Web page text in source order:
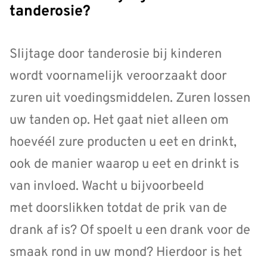
tanderosie?
Slijtage door tanderosie bij kinderen
wordt voornamelijk veroorzaakt door
zuren uit voedingsmiddelen. Zuren lossen
uw tanden op. Het gaat niet alleen om
hoevéél zure producten u eet en drinkt,
ook de manier waarop u eet en drinkt is
van invloed. Wacht u bijvoorbeeld
met doorslikken totdat de prik van de
drank af is? Of spoelt u een drank voor de
smaak rond in uw mond? Hierdoor is het